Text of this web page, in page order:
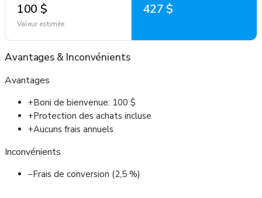
100 $
Valeur estimée
427 $
Avantages & Inconvénients
Avantages
+Boni de bienvenue: 100 $
+Protection des achats incluse
+Aucuns frais annuels
Inconvénients
–Frais de conversion (2,5 %)